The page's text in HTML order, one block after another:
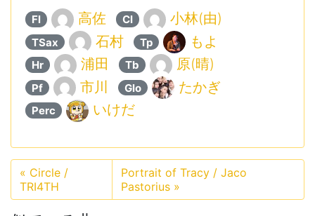
Fl 高佐 Cl 小林(由)
TSax 石村 Tp もよ
Hr 浦田 Tb 原(晴)
Pf 市川 Glo たかぎ
Perc いけだ
« Circle /
TRI4TH
Portrait of Tracy / Jaco
Pastorius »